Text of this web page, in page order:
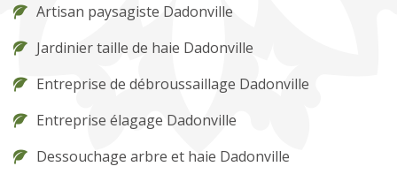
Artisan paysagiste Dadonville
Jardinier taille de haie Dadonville
Entreprise de débroussaillage Dadonville
Entreprise élagage Dadonville
Dessouchage arbre et haie Dadonville